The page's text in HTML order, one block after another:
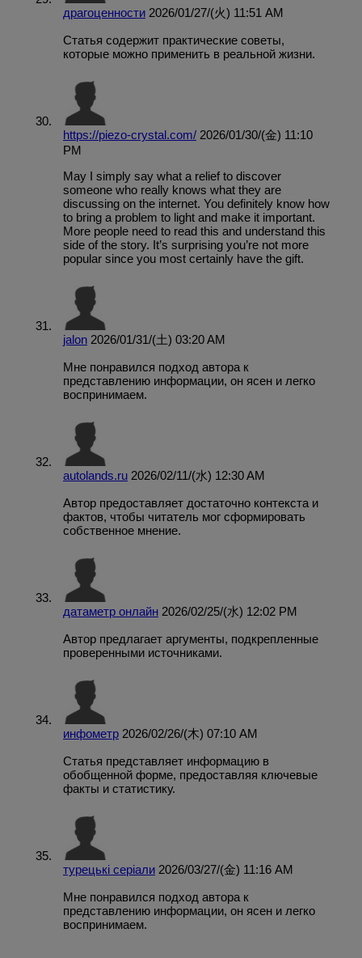
драгоценности 2026/01/27/(火) 11:51 AM
Статья содержит практические советы,
которые можно применить в реальной жизни.
https://piezo-crystal.com/ 2026/01/30/(金) 11:10
PM
May I simply say what a relief to discover
someone who really knows what they are
discussing on the internet. You definitely know how
to bring a problem to light and make it important.
More people need to read this and understand this
side of the story. It’s surprising you’re not more
popular since you most certainly have the gift.
jalon 2026/01/31/(土) 03:20 AM
Мне понравился подход автора к
представлению информации, он ясен и легко
воспринимаем.
autolands.ru 2026/02/11/(水) 12:30 AM
Автор предоставляет достаточно контекста и
фактов, чтобы читатель мог сформировать
собственное мнение.
датаметр онлайн 2026/02/25/(水) 12:02 PM
Автор предлагает аргументы, подкрепленные
проверенными источниками.
инфометр 2026/02/26/(木) 07:10 AM
Статья представляет информацию в
обобщенной форме, предоставляя ключевые
факты и статистику.
турецькі серіали 2026/03/27/(金) 11:16 AM
Мне понравился подход автора к
представлению информации, он ясен и легко
воспринимаем.